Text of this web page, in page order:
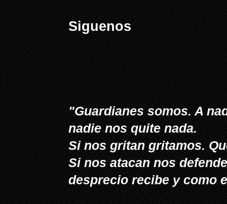
Siguenos
"Guardianes somos. A
nadie nos quite nada.
Si nos gritan gritamos.
Si nos atacan nos
desprecio recibe y como